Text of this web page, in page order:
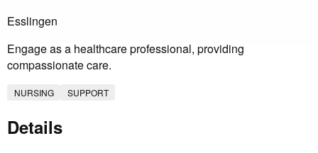
Esslingen
Engage as a healthcare professional, providing
compassionate care.
NURSING SUPPORT
Details